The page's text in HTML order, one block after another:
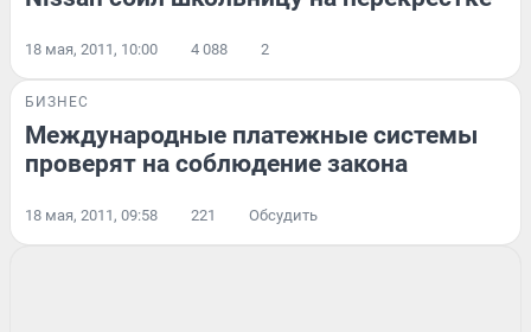
18 мая, 2011, 10:00 4 088 2
БИЗНЕС
Международные платежные системы
проверят на соблюдение закона
18 мая, 2011, 09:58 221 Обсудить